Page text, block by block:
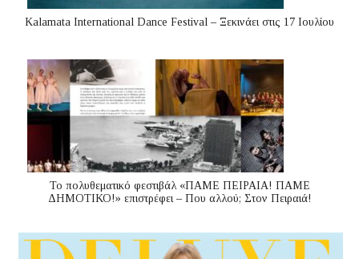
Kalamata International Dance Festival – Ξεκινάει στις 17 Ιουλίου
Το πολυθεματικό φεστιβάλ «ΠΑΜΕ ΠΕΙΡΑΙΑ! ΠΑΜΕ
ΔΗΜΟΤΙΚΟ!» επιστρέφει – Που αλλού; Στον Πειραιά!